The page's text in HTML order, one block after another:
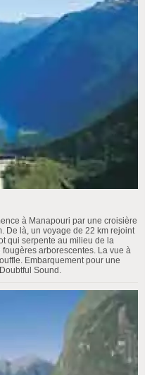
à Manapouri par une croisière
De là, un voyage de 22 km rejoint
qui serpente au milieu de la
arborescentes. La vue à
Embarquement pour une
Sound.